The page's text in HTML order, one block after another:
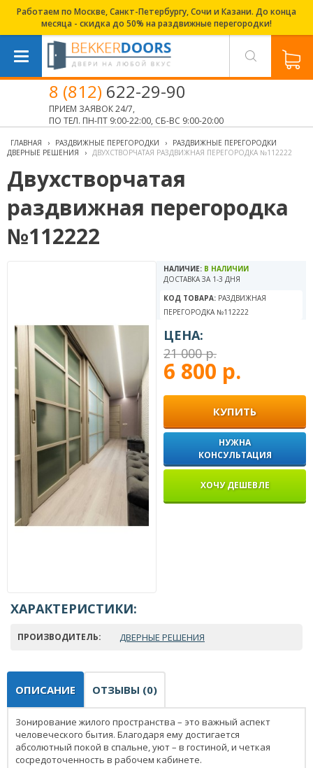
Работаем по Москве, Санкт-Петербургу, Сочи и Казани. До конца
месяца - скидка до 50% на раздвижные перегородки!
8 (812) 622-29-90
ПРИЕМ ЗАЯВОК 24/7,
ПО ТЕЛ. ПН-ПТ 9:00-22:00, СБ-ВС 9:00-20:00
ГЛАВНАЯ › РАЗДВИЖНЫЕ ПЕРЕГОРОДКИ ›
РАЗДВИЖНЫЕ ПЕРЕГОРОДКИ
ДВЕРНЫЕ РЕШЕНИЯ
› ДВУХСТВОРЧАТАЯ РАЗДВИЖНАЯ ПЕРЕГОРОДКА №112222
Двухстворчатая
раздвижная перегородка
№112222
НАЛИЧИЕ: В НАЛИЧИИ
ДОСТАВКА ЗА 1-3 ДНЯ
КОД ТОВАРА: РАЗДВИЖНАЯ
ПЕРЕГОРОДКА №112222
ЦЕНА:
21 000 р.
6 800 р.
КУПИТЬ
НУЖНА
КОНСУЛЬТАЦИЯ
ХОЧУ ДЕШЕВЛЕ
ХАРАКТЕРИСТИКИ:
ПРОИЗВОДИТЕЛЬ: ДВЕРНЫЕ РЕШЕНИЯ
ОПИСАНИЕ ОТЗЫВЫ (0)
Зонирование жилого пространства – это важный аспект
человеческого бытия. Благодаря ему достигается
абсолютный покой в спальне, уют – в гостиной, и четкая
сосредоточенность в рабочем кабинете.